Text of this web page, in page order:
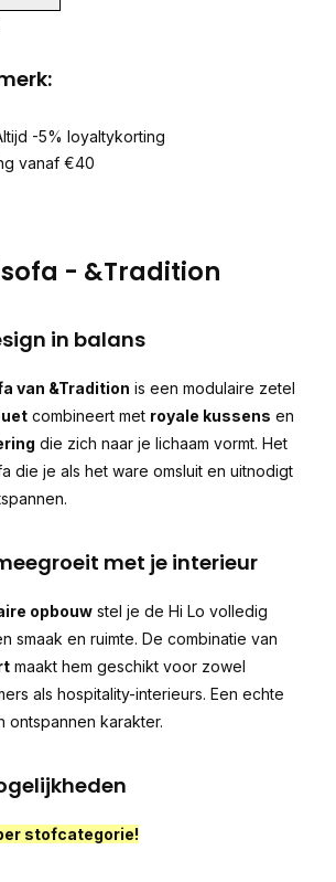
-5% loyaltykorting
vanaf €40
sofa - &Tradition
in balans
van &Tradition is een modulaire zetel
combineert met royale kussens en
die zich naar je lichaam vormt. Het
die je als het ware omsluit en uitnodigt
met je interieur
opbouw stel je de Hi Lo volledig
smaak en ruimte. De combinatie van
maakt hem geschikt voor zowel
als hospitality-interieurs. Een echte
ontspannen karakter.
stofcategorie!